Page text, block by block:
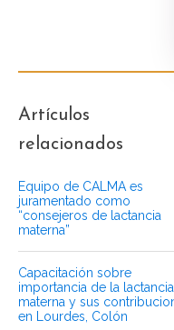
Artículos
relacionados
Equipo de CALMA es
juramentado como
“consejeros de lactancia
materna”
Capacitación sobre
importancia de la lactancia
materna y sus
en Lourdes, Colón